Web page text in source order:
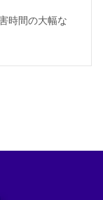
時間の大幅な